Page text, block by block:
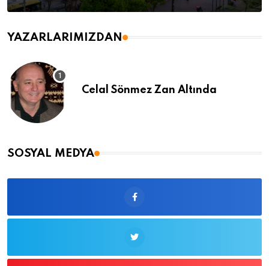
YAZARLARIMIZDAN
Celal Sönmez Zan Altında
SOSYAL MEDYA